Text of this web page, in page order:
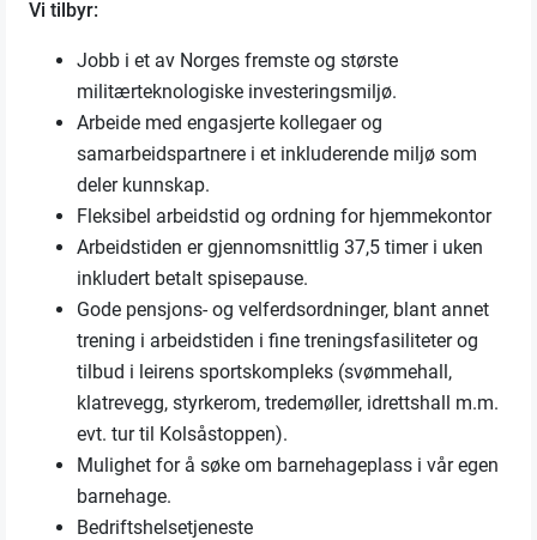
Vi tilbyr:
Jobb i et av Norges fremste og største
militærteknologiske investeringsmiljø.
Arbeide med engasjerte kollegaer og
samarbeidspartnere i et inkluderende miljø som
deler kunnskap.
Fleksibel arbeidstid og ordning for hjemmekontor
Arbeidstiden er gjennomsnittlig 37,5 timer i uken
inkludert betalt spisepause.
Gode pensjons- og velferdsordninger, blant annet
trening i arbeidstiden i fine treningsfasiliteter og
tilbud i leirens sportskompleks (svømmehall,
klatrevegg, styrkerom, tredemøller, idrettshall m.m.
evt. tur til Kolsåstoppen).
Mulighet for å søke om barnehageplass i vår egen
barnehage.
Bedriftshelsetjeneste